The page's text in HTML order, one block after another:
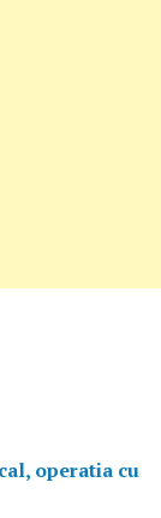
operatia cu